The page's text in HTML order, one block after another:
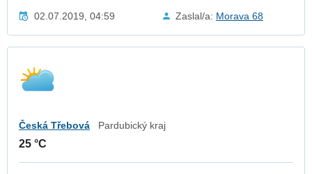
02.07.2019, 04:59 Zaslal/a: Morava 68
Česká Třebová Pardubický kraj
25 °C